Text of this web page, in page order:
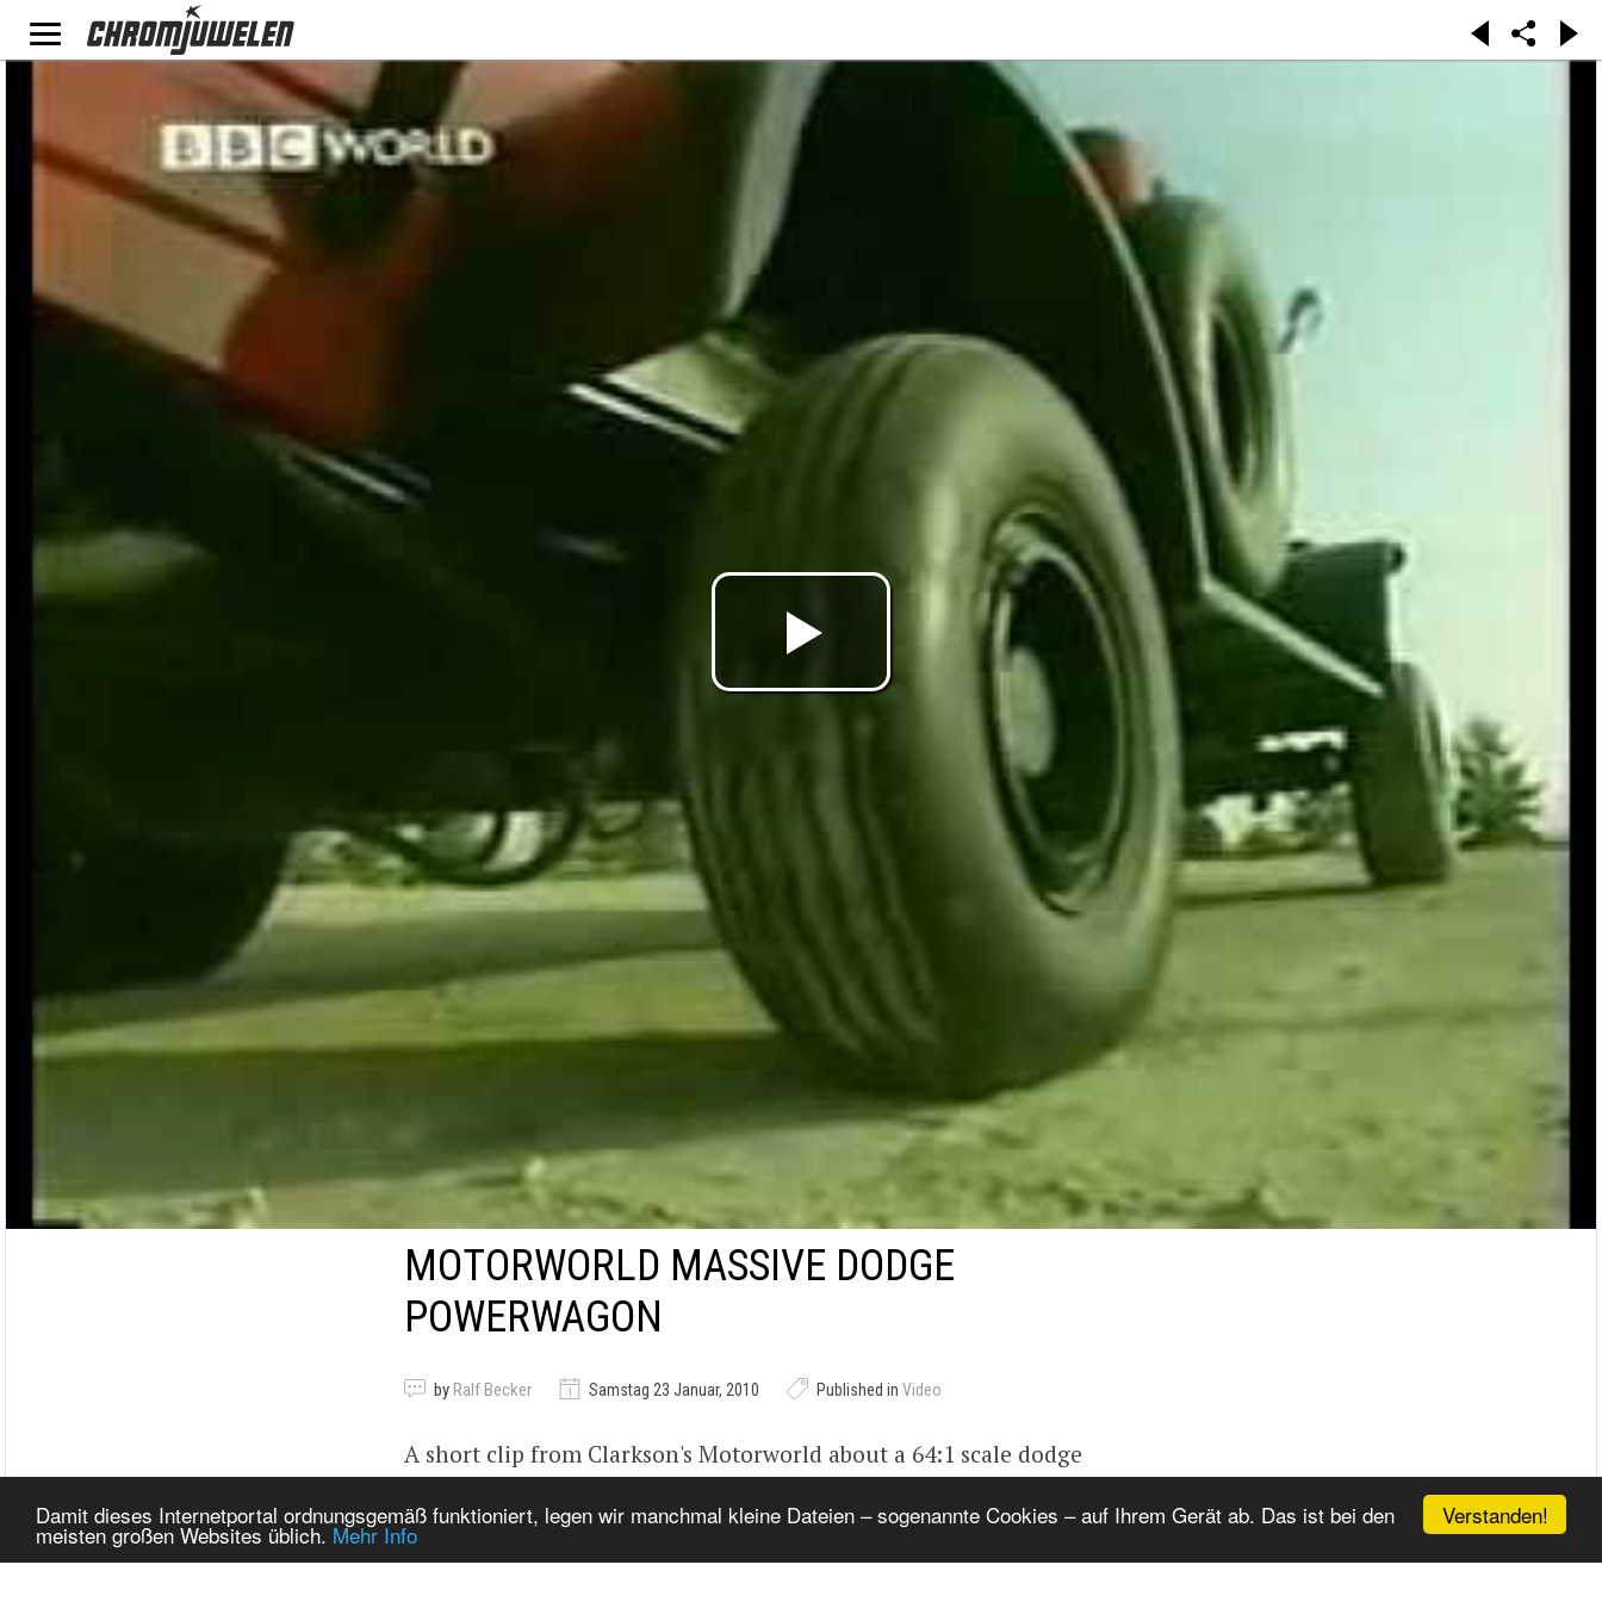
Verstanden!
Damit dieses Internetportal ordnungsgemäß funktioniert, legen wir manchmal kleine Dateien – sogenannte Cookies – auf Ihrem Gerät ab. Das ist bei den
meisten großen Websites üblich. Mehr Info
MOTORWORLD MASSIVE DODGE
POWERWAGON
by Ralf Becker Samstag 23 Januar, 2010 Published in Video
A short clip from Clarkson's Motorworld about a 64:1 scale dodge
can move.